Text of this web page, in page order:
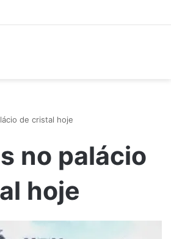
de cristal hoje
no palácio
hoje